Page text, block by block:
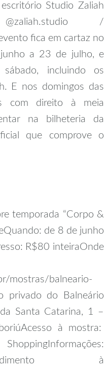
Studio Zaliah
/
fica em cartaz no
a 23 de julho, e
incluindo os
E nos domingos das
com direito à meia
na bilheteria da
que comprove o
temporada “Corpo &
Quando: de 8 de junho
R$80 inteiraOnde
mostras/balneario-
privado do Balneário
Santa Catarina, 1 –
Acesso à mostra:
Informações:
à